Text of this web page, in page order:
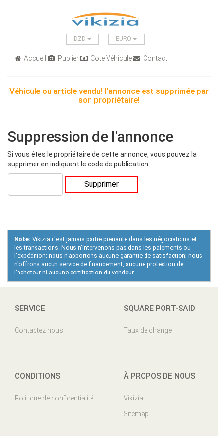
DZD EURO
Accueil Publier Cote Véhicule Contact
Véhicule ou article vendu! l'annonce est supprimée par
son propriétaire!
Suppression de l'annonce
Si vous étes le propriétaire de cette annonce, vous pouvez la
supprimer en indiquant le code de publication
Supprimer
Note: Vikizia n'est jamais partie prenante dans les négociations et
les transactions. Nous n'intervenons pas dans les paiements ou
l'expédition; nous n'apportons aucune garantie de satisfaction; nous
n'offrons aucun service de financement, aucune protection de
l'acheteur ni aucune certification du vendeur.
SERVICE
Contactez nous
SQUARE PORT-SAID
Taux de change
CONDITIONS
Politique de confidentialité
À PROPOS DE NOUS
Vikizia
Sitemap